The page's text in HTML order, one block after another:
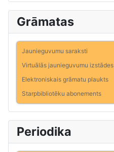
Grāmatas
Jaunieguvumu saraksti
Virtuālās jaunieguvumu izstādes
Elektroniskais grāmatu plaukts
Starpbibliotēku abonements
Periodika